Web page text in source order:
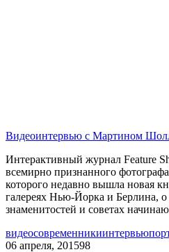
Видеоинтервью с Мартином
Интерактивный журнал Feature
всемирно признанного фотографа
которого недавно вышла новая
галереях Нью-Йорка и Берлина, о
знаменитостей и советах
видеосовременникиинтервью
06 апреля, 201598